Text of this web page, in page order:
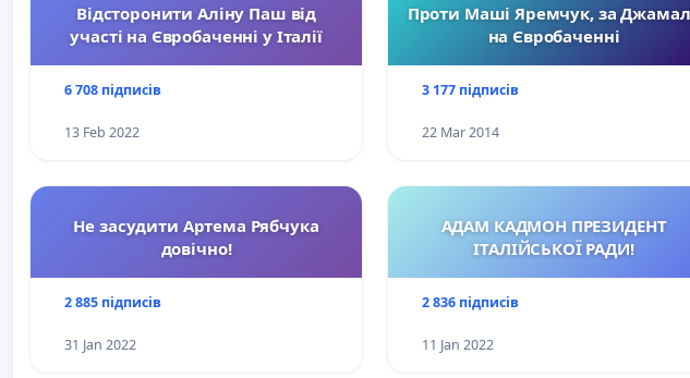
Відсторонити Аліну Паш від
участі на Євробаченні у Італії
6 708 підписів
13 Feb 2022
Проти Маші Яремчук, за
на Євробаченні
3 177 підписів
22 Mar 2014
Не засудити Артема Рябчука
довічно!
2 885 підписів
31 Jan 2022
АДАМ КАДМОН ПРЕЗИДЕНТ
ІТАЛІЙСЬКОЇ РАДИ!
2 836 підписів
11 Jan 2022